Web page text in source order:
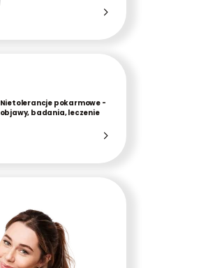
Nietolerancje pokarmowe -
objawy, badania, leczenie